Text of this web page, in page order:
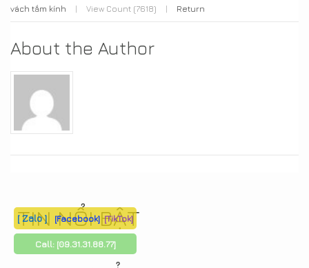
vách tắm kính
| View Count (7618) | Return
About the Author
TIN NỔI BẬT
[ Zalo ] [Facebook] [TikTok]
Call: [09.31.31.88.77]